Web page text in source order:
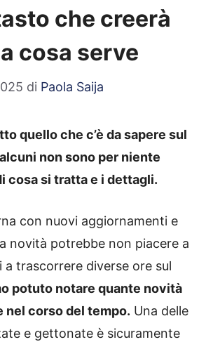
che creerà
cosa serve
di Paola Saija
quello che c’è da sapere sul
non sono per niente
cosa si tratta e i dettagli.
con nuovi aggiornamenti e
novità potrebbe non piacere a
a trascorrere diverse ore sul
potuto notare quante novità
nel corso del tempo. Una delle
e gettonate è sicuramente